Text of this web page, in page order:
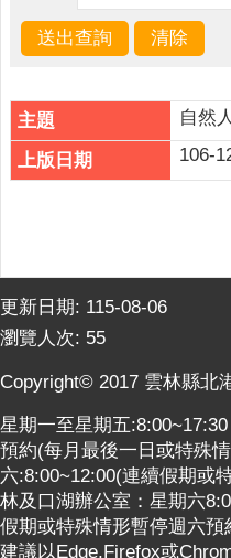
務
統
計
最
公
開
訊
主
題
專
區
民
自然
106-
更新日期: 115-08-06
瀏覽人次: 55
Copyright© 2017 雲林縣北
星期一至星期五
預約(每月最後一日或特殊
六:8:00~12:00(連續假期或
林及口湖辦公室：星期六
假期或特殊情形暫停週六預
建議以Edge,Firefox或